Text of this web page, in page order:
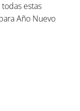
estas
Año Nuevo